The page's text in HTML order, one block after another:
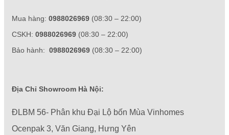
Mua hàng: 0988026969 (08:30 – 22:00)
CSKH: 0988026969 (08:30 – 22:00)
Bảo hành: 0988026969 (08:30 – 22:00)
Địa Chỉ Showroom Hà Nội:
ĐLBM 56- Phân khu Đại Lộ bốn Mùa Vinhomes
Ocenpak 3, Văn Giang, Hưng Yên